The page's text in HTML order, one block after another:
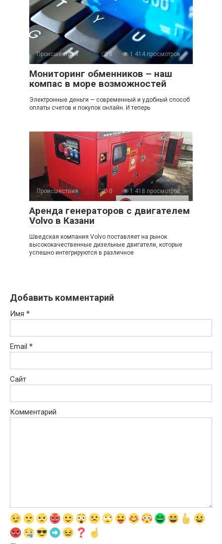
Происшествия 0 1 414 просмотров
Мониторинг обменников – наш
компас в море возможностей
Электронные деньги — современный и удобный способ
оплаты счетов и покупок онлайн. И теперь
Происшествия 0 1 418 просмотров
Аренда генераторов с двигателем
Volvo в Казани
Шведская компания Volvo поставляет на рынок
высококачественные дизельные двигатели, которые
успешно интегрируются в различное
Добавить комментарий
Имя *
Email *
Сайт
Комментарий